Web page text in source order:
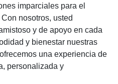
imparciales para el
nosotros, usted
y de apoyo en cada
y bienestar nuestras
una experiencia de
personalizada y